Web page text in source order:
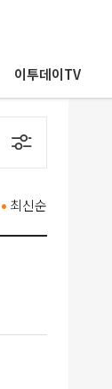
이투데이TV
최신순